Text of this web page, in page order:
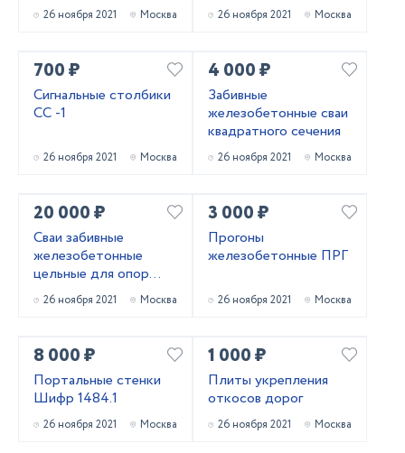
26 ноября 2021 Москва 26 ноября 2021 Москва
700 ₽
Сигнальные столбики
СС -1
26 ноября 2021 Москва
4 000 ₽
Забивные
железобетонные сваи
квадратного сечения
26 ноября 2021 Москва
20 000 ₽
Сваи забивные
железобетонные
цельные для опор
мостов
26 ноября 2021 Москва
3 000 ₽
Прогоны
железобетонные ПРГ
26 ноября 2021 Москва
8 000 ₽
Портальные стенки
Шифр 1484.1
26 ноября 2021 Москва
1 000 ₽
Плиты укрепления
откосов дорог
26 ноября 2021 Москва